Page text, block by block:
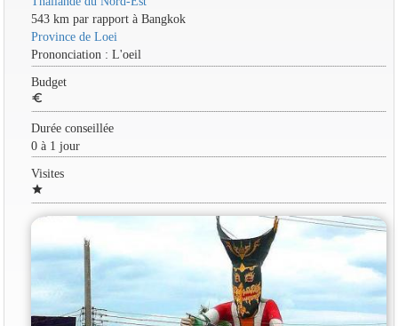
543 km par rapport à Bangkok
Province de Loei
Prononciation : L'oeil
Budget
euro
Durée conseillée
0 à 1 jour
Visites
star